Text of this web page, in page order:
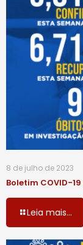
8 de julho de 2023
Boletim COVID-
Leia mais...